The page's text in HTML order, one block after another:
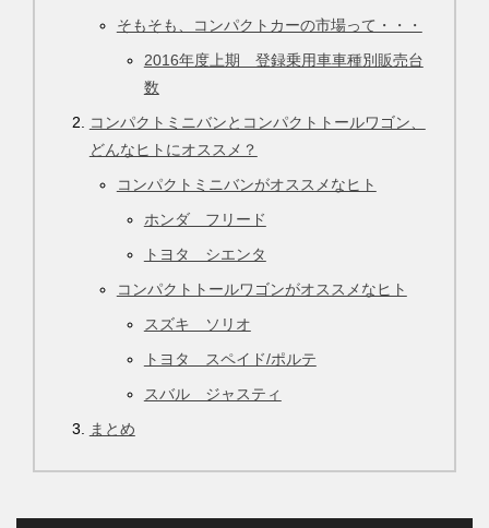
そもそも、コンパクトカーの市場って・・・
2016年度上期 登録乗用車車種別販売台
数
コンパクトミニバンとコンパクトトールワゴン、
どんなヒトにオススメ？
コンパクトミニバンがオススメなヒト
ホンダ フリード
トヨタ シエンタ
コンパクトトールワゴンがオススメなヒト
スズキ ソリオ
トヨタ スペイド/ポルテ
スバル ジャスティ
まとめ